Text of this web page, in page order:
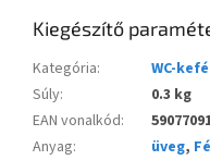
Kiegészítő
Kategória:
WC-
Súly:
0.3 kg
EAN vonalkód:
Anyag: üveg,